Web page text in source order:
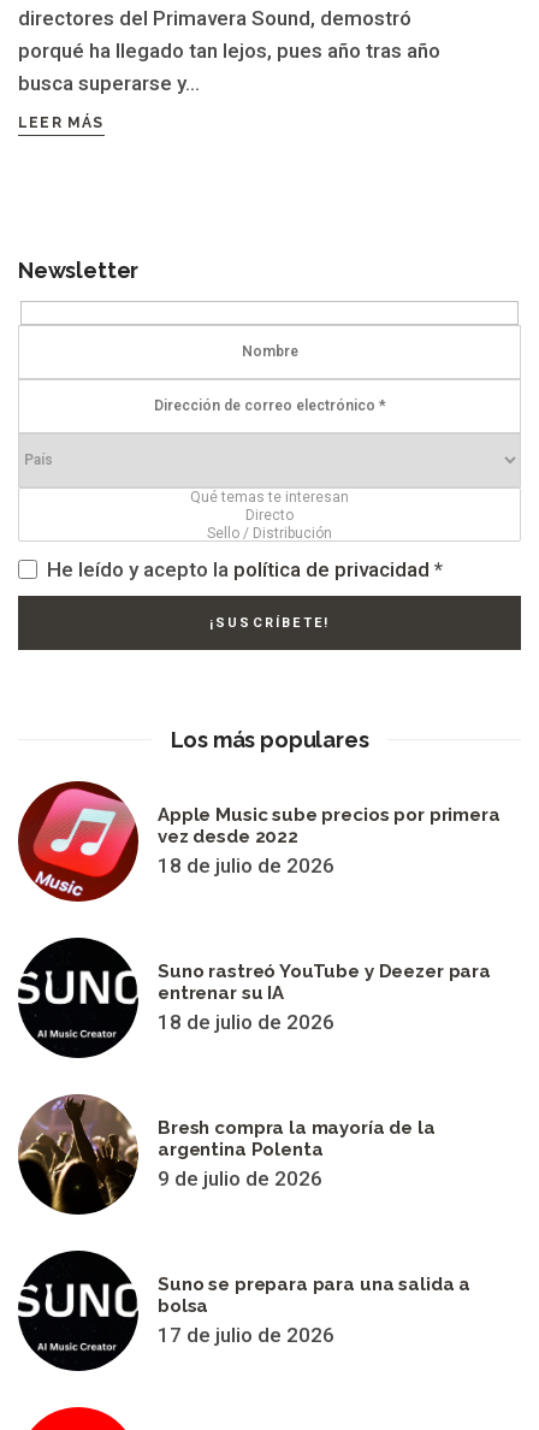
directores del Primavera Sound, demostró
porqué ha llegado tan lejos, pues año tras año
busca superarse y...
LEER MÁS
Newsletter
He leído y acepto la política de privacidad *
Los más populares
Apple Music sube precios por primera
vez desde 2022
18 de julio de 2026
Suno rastreó YouTube y Deezer para
entrenar su IA
18 de julio de 2026
Bresh compra la mayoría de la
argentina Polenta
9 de julio de 2026
Suno se prepara para una salida a
bolsa
17 de julio de 2026